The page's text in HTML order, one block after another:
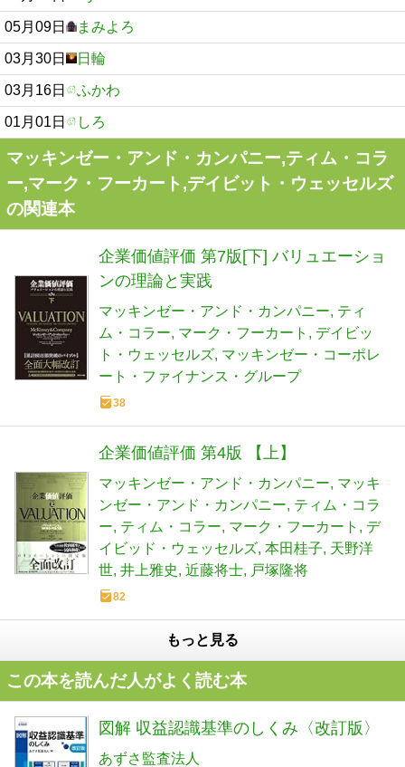
05月09日 まみよろ
03月30日 日輪
03月16日 ふかわ
01月01日 しろ
マッキンゼー・アンド・カンパニー,ティム・コラ
ー,マーク・フーカート,デイビット・ウェッセルズ
の関連本
企業価値評価 第7版[下] バリュエーショ
ンの理論と実践
マッキンゼー・アンド・カンパニー ティ
ム・コラー マーク・フーカート
デイビッ
ト・ウェッセルズ マッキンゼー・コーポレ
ート・ファイナンス・グループ
38
企業価値評価 第4版 【上】
マッキンゼー・アンド・カンパニー マッキ
ンゼー・アンド・カンパニー ティム・コラ
ー ティム・コラー マーク・フーカート
デ
イビッド・ウェッセルズ 本田桂子 天野洋
世 井上雅史 近藤将士 戸塚隆将
82
もっと見る
この本を読んだ人がよく読む本
図解 収益認識基準のしくみ〈改訂版〉
あずさ監査法人